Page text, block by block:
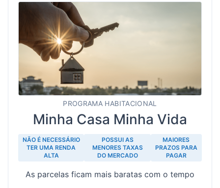
PROGRAMA HABITACIONAL
Minha Casa Minha Vida
NÃO É NECESSÁRIO
TER UMA RENDA
ALTA
POSSUI AS
MENORES TAXAS
DO MERCADO
MAIORES
PRAZOS PARA
PAGAR
As parcelas ficam mais baratas com o tempo